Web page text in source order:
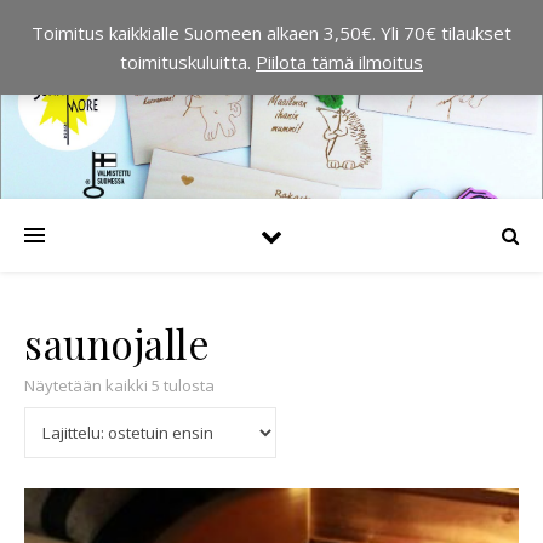
saunojalle
Näytetään kaikki 5 tulosta
Toimitus kaikkialle Suomeen alkaen 3,50€. Yli 70€ tilaukset
toimituskuluitta. Piilota tämä ilmoitus